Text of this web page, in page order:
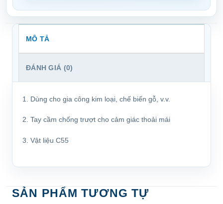
MÔ TẢ
ĐÁNH GIÁ (0)
1 Dùng cho gia công kim loại chế biến gỗ v.v.
2. Tay cầm chống trượt cho cảm giác thoải mái
3. Vật liệu C55
SẢN PHẨM TƯƠNG TỰ